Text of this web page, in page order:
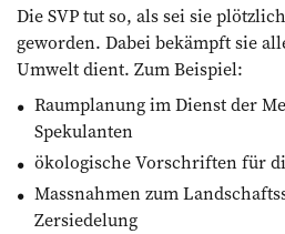
Die SVP tut so, als sei sie
geworden. Dabei bekämpft sie
Umwelt dient. Zum Beispiel:
Raumplanung im Dienst der
Spekulanten
ökologische Vorschriften für
Massnahmen zum
Zersiedelung